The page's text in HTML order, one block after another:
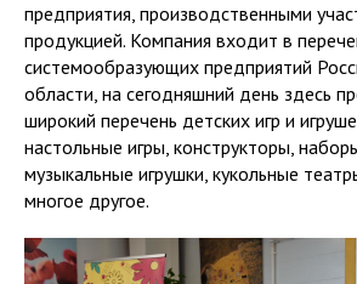
предприятия, производственными
продукцией. Компания входит в
системообразующих предприятий
области, на сегодняшний день здесь
широкий перечень детских игр и
настольные игры, конструкторы,
музыкальные игрушки, кукольные
многое другое.